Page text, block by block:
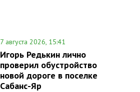
7 августа 2026, 15:41
Игорь Редькин лично
проверил обустройство
новой дороге в поселке
Сабанс-Яр